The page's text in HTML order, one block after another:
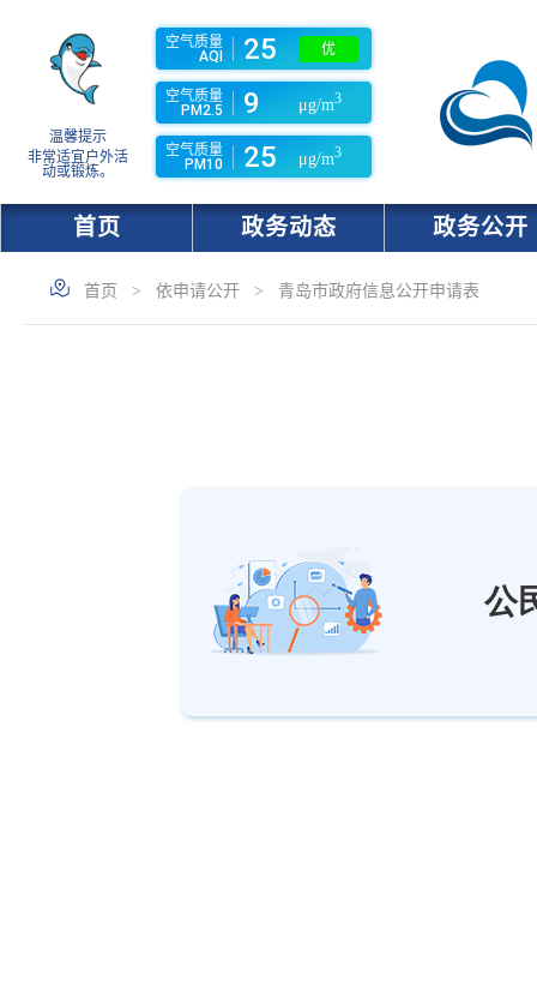
温馨提示
非常适宜户外活
动或锻炼。
空气质量
AQI
25 优
空气质量
PM2.5
9 μg/m3
空气质量
PM10
25 μg/m3
首页 政务动态 政务公开
首页 > 依申请公开 > 青岛市政府信息公开申请表